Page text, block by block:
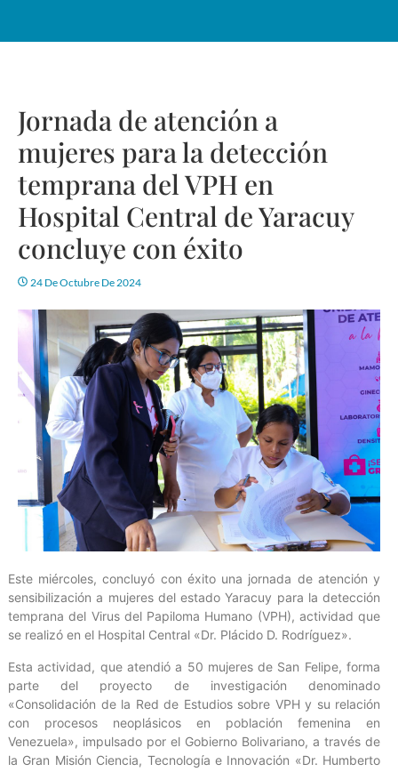
Jornada de atención a
mujeres para la detección
temprana del VPH en
Hospital Central de Yaracuy
concluye con éxito
24 De Octubre De 2024
Este miércoles, concluyó con éxito una jornada de atención y
sensibilización a mujeres del estado Yaracuy para la detección
temprana del Virus del Papiloma Humano (VPH), actividad que
se realizó en el Hospital Central «Dr. Plácido D. Rodríguez».
Esta actividad, que atendió a 50 mujeres de San Felipe, forma
parte del proyecto de investigación denominado
«Consolidación de la Red de Estudios sobre VPH y su relación
con procesos neoplásicos en población femenina en
Venezuela», impulsado por el Gobierno Bolivariano, a través de
la Gran Misión Ciencia, Tecnología e Innovación «Dr. Humberto